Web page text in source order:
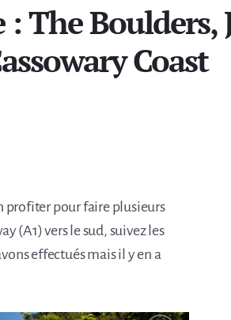
The Boulders,
Coast
profiter pour faire plusieurs
(A1) vers le sud, suivez les
effectués mais il y en a